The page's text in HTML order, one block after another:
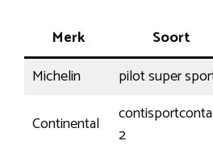
Merk Soort
Michelin
pilot super
Continental
2